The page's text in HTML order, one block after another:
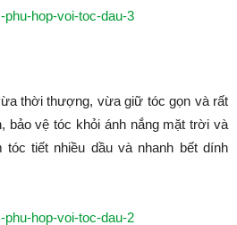
thời thượng, vừa giữ tóc gọn và rất
bảo vệ tóc khỏi ánh nắng mặt trời và
tóc tiết nhiều dầu và nhanh bết dính